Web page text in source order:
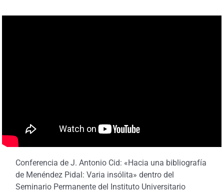
Conferencia de J. Antonio Cid: «Hacia una bibliografía
de Menéndez Pidal: Varia insólita» dentro del
Seminario Permanente del Instituto Universitario